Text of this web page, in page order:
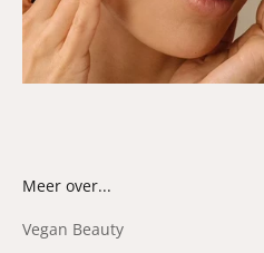
Meer over...
Vegan Beauty